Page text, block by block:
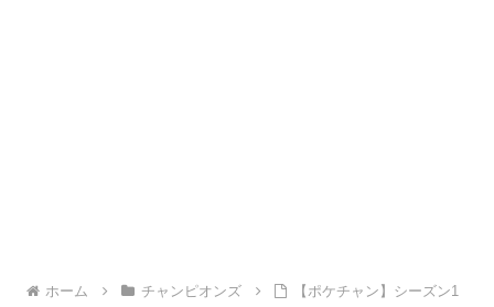
ホーム チャンピオンズ
【ポケチャン】シーズン1